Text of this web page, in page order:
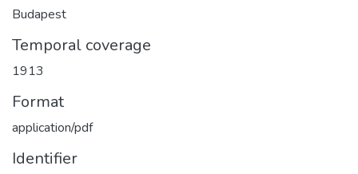
Budapest
Temporal coverage
1913
Format
application/pdf
Identifier